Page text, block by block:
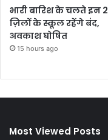
भारी बारिश के चलते इन 2
ज़िलों के स्कूल रहेंगे बंद,
अवकाश घोषित
15 hours ago
Most Viewed Posts